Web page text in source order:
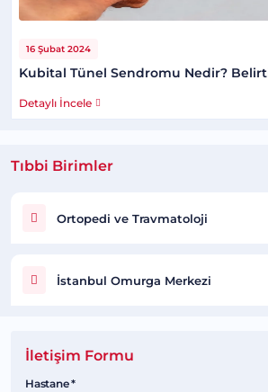
16 Şubat 2024
Kubital Tünel Sendromu Nedir?
Detaylı İncele
Tıbbi Birimler
Ortopedi ve Travmatoloji
İstanbul Omurga Merkezi
İletişim Formu
Hastane *